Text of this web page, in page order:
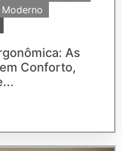
As
Conforto,